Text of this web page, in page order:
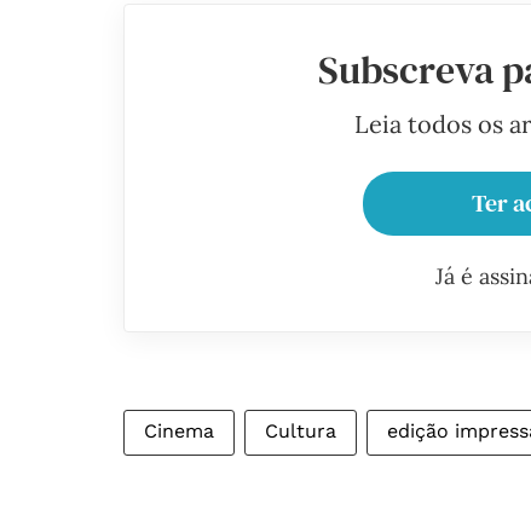
Subscreva
Leia todos os
Ter
Já é
Cinema Cultura edição